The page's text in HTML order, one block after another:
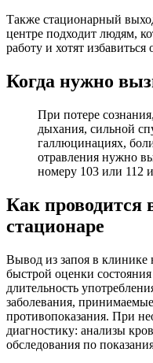
Также стационарный
центре подходит людям,
работу и хотят
Когда нужно
При потере
дыхания, сильной
галлюцинациях,
отравления нужно
номеру 103 или 112
Как проводится
стационаре
Вывод из запоя в клинике
быстрой оценки
длительность
заболевания,
противопоказания. При
диагностику: анализы
обследования по